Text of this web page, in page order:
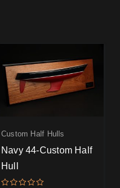
Custom Half Hulls
Navy 44-Custom Half
Hull